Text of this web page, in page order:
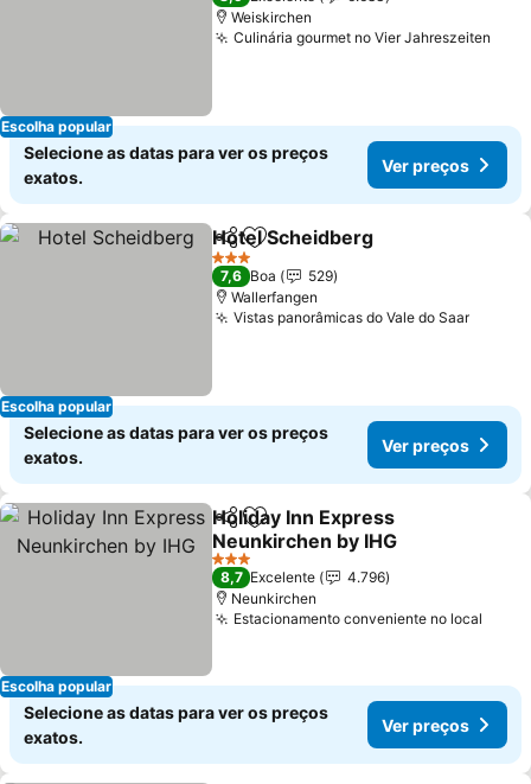
Escolha popular
Weiskirchen
Culinária gourmet no Vier Jahreszeiten
Selecione as datas para ver os preços
exatos.
Ver preços
Escolha popular
PartilharAdicionar aos favoritos
Hotel Scheidberg
3 Estrelas
7,6 Boa
529
Wallerfangen
Vistas panorâmicas do Vale do Saar
Selecione as datas para ver os preços
exatos.
Ver preços
Escolha popular
PartilharAdicionar aos favoritos
Holiday Inn Express
Neunkirchen by IHG
3 Estrelas
8,7 Excelente
4.796
Neunkirchen
Estacionamento conveniente no local
Selecione as datas para ver os preços
exatos.
Ver preços